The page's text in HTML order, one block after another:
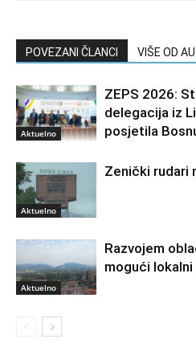
POVEZANI ČLANCI VIŠE OD
Aktuelno
ZEPS 2026:
delegacija iz
posjetila
Aktuelno
Zenički rudari
Aktuelno
Razvojem
mogući